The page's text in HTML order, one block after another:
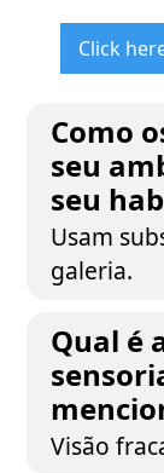
Click
Como
seu
seu
Usam
galeria.
Qual é
Visão